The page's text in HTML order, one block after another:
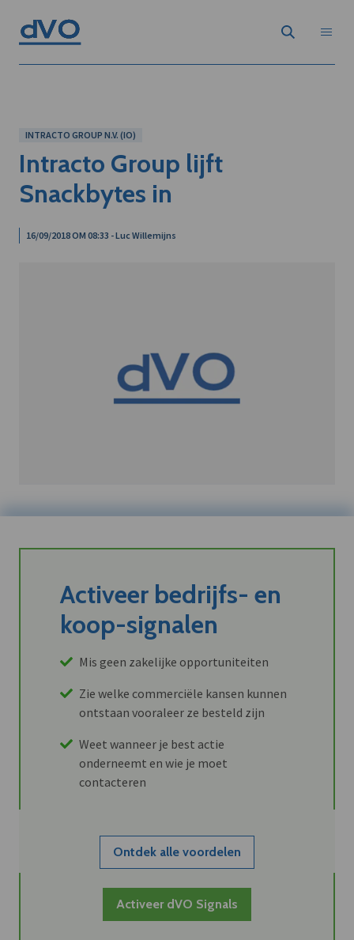
INTRACTO GROUP N.V. (IO)
Intracto Group lijft
Snackbytes in
16/09/2018 OM 08:33 - Luc Willemijns
Activeer bedrijfs- en
koop-signalen
Mis geen zakelijke opportuniteiten
Zie welke commerciële kansen kunnen
ontstaan vooraleer ze besteld zijn
Weet wanneer je best actie
onderneemt en wie je moet
contacteren
Ontdek alle voordelen
Activeer dVO Signals